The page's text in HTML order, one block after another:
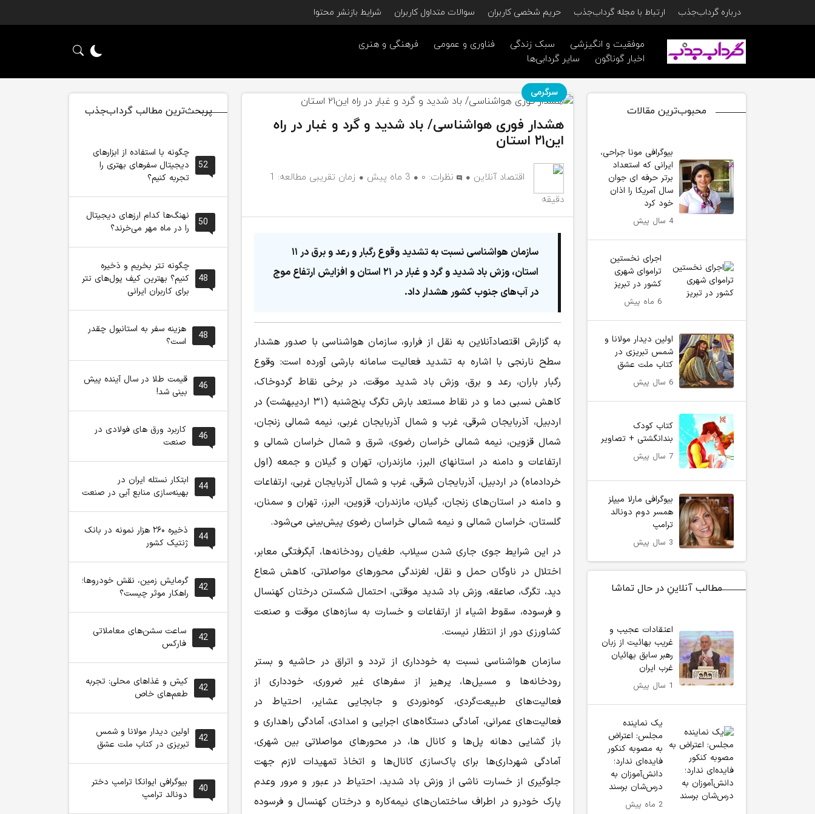
درباره گرداب‌جذب ارتباط با مجله گرداب‌جذب حریم شخصی کاربران سوالات متداول کاربران شرایط بازنشر محتوا
موفقیت و انگیزشی سبک زندگی فناوری و عمومی
فرهنگی و هنری
اخبار گوناگون
سایر گردابی‌ها
محبوب‌ترین مقالات
بیوگرافی مونا جراحی،
ایرانی که استعداد
برتر حرفه ای جوان
سال آمریکا را اذان
خود کرد
4 سال پیش
اجرای نخستین
تراموای شهری
کشور در تبریز
6 ماه پیش
اولین دیدار مولانا و
شمس تبریزی در
کتاب ملت عشق
6 سال پیش
کتاب کودک
بندانگشتی + تصاویر
7 سال پیش
بیوگرافی مارلا میپلز
همسر دوم دونالد
ترامپ
3 سال پیش
مطالب آنلاینِ در حال تماشا
اعتقادات عجیب و
غریب بهائیت از زبان
رهبر سابق بهائیان
غرب ایران
1 سال پیش
یک نماینده
مجلس: اعتراض
به مصوبه کنکور
فایده‌ای ندارد؛
دانش‌آموزان به
درس‌شان برسند
2 ماه پیش
سرگرمی
هشدار فوری هواشناسی/ باد شدید و گرد و غبار در راه
این۲۱ استان
اقتصاد آنلاین نظرات: ۰ 3 ماه پیش
زمان تقریبی مطالعه: 1
دقیقه
سازمان هواشناسی نسبت به تشدید وقوع رگبار و رعد و برق در ۱۱
استان، وزش باد شدید و گرد و غبار در ۲۱ استان و افزایش ارتفاع موج
در آب‌های جنوب کشور هشدار داد.
به گزارش اقتصادآنلاین به نقل از فرارو، سازمان هواشناسی با صدور هشدار
سطح نارنجی با اشاره به تشدید فعالیت سامانه بارشی آورده است: وقوع
رگبار باران، رعد و برق، وزش باد شدید موقت، در برخی نقاط گردوخاک،
کاهش نسبی دما و در نقاط مستعد بارش تگرگ پنج‌شنبه (۳۱ اردیبهشت) در
اردبیل، آذربایجان شرقی، غرب و شمال آذربایجان غربی، نیمه شمالی زنجان،
شمال قزوین، نیمه شمالی خراسان رضوی، شرق و شمال خراسان شمالی و
ارتفاعات و دامنه در استانهای البرز، مازندران، تهران و گیلان و جمعه (اول
خردادماه) در اردبیل، آذربایجان شرقی، غرب و شمال آذربایجان غربی، ارتفاعات
و دامنه در استان‌های زنجان، گیلان، مازندران، قزوین، البرز، تهران و سمنان،
گلستان، خراسان شمالی و نیمه شمالی خراسان رضوی پیش‌بینی می‌شود.
در این شرایط جوی جاری شدن سیلاب، طغیان رودخانه‌ها، آبگرفتگی معابر،
اختلال در ناوگان حمل و نقل، لغزندگی محورهای مواصلاتی، کاهش شعاع
دید، تگرگ، صاعقه، وزش باد شدید موقتی، احتمال شکستن درختان کهنسال
و فرسوده، سقوط اشیاء از ارتفاعات و خسارت به سازه‌های موقت و صنعت
کشاورزی دور از انتظار نیست.
سازمان هواشناسی نسبت به خودداری از تردد و اتراق در حاشیه و بستر
رودخانه‌ها و مسیل‌ها، پرهیز از سفرهای غیر ضروری، خودداری از
فعالیت‌های طبیعت‌گردی، کوه‌نوردی و جابجایی عشایر، احتیاط در
فعالیت‌های عمرانی، آمادگی دستگاه‌های اجرایی و امدادی، آمادگی راهداری و
باز گشایی دهانه پل‌ها و کانال ها، در محورهای مواصلاتی بین شهری،
آمادگی شهرداری‌ها برای پاک‌سازی کانال‌ها و اتخاذ تمهیدات لازم جهت
جلوگیری از خسارت ناشی از وزش باد شدید، احتیاط در عبور و مرور وعدم
پارک خودرو در اطراف ساختمان‌های نیمه‌کاره و درختان کهنسال و فرسوده
پربحث‌ترین مطالب گرداب‌جذب
52
چگونه با استفاده از ابزارهای
دیجیتال سفرهای بهتری را
تجربه کنیم؟
50
نهنگ‌ها کدام ارزهای دیجیتال
را در ماه مهر می‌خرند؟
48
چگونه تتر بخریم و ذخیره
کنیم؟ بهترین کیف پول‌های تتر
برای کاربران ایرانی
48
هزینه سفر به استانبول چقدر
است؟
46
قیمت طلا در سال آینده پیش
بینی شد!
46
کاربرد ورق های فولادی در
صنعت
44
ابتکار نستله ایران در
بهینه‌سازی منابع آبی در صنعت
44
ذخیره ۲۶۰ هزار نمونه در بانک
ژنتیک کشور
42
گرمایش زمین، نقش خودروها؛
راهکار موثر چیست؟
42
ساعت سشن‌های معاملاتی
فارکس
42
کیش و غذاهای محلی: تجربه
طعم‌های خاص
42
اولین دیدار مولانا و شمس
تبریزی در کتاب ملت عشق
40
بیوگرافی ایوانکا ترامپ دختر
دونالد ترامپ